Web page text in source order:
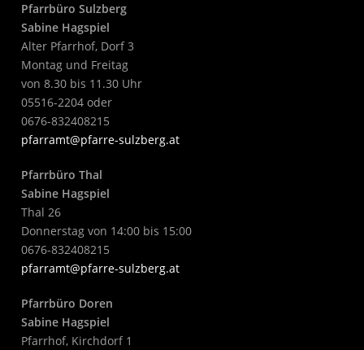
Pfarrbüro Sulzberg
Sabine Hagspiel
Alter Pfarrhof, Dorf 3
Montag und Freitag
von 8.30 bis 11.30 Uhr
05516-2204 oder
0676-832408215
pfarramt@pfarre-sulzberg.at
Pfarrbüro Thal
Sabine Hagspiel
Thal 26
Donnerstag von 14:00 bis 15:00
0676-832408215
pfarramt@pfarre-sulzberg.at
Pfarrbüro Doren
Sabine Hagspiel
Pfarrhof, Kirchdorf 1